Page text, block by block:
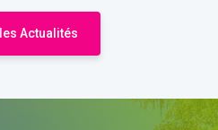
Actualités